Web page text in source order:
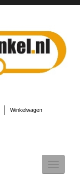
Winkelwagen
Toggle